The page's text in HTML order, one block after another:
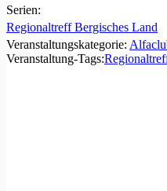
Serien:
Regionaltreff Bergisches Land
Veranstaltungskategorie:
Veranstaltung-Tags: